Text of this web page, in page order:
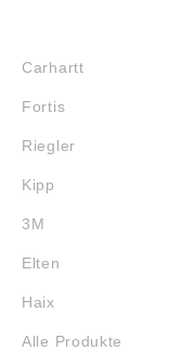
Carhartt
Fortis
Riegler
Kipp
3M
Elten
Haix
Alle Produkte